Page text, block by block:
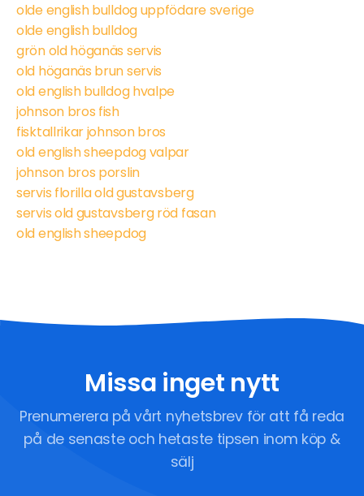
olde english bulldog uppfödare sverige
olde english bulldog
grön old höganäs servis
old höganäs brun servis
old english bulldog hvalpe
johnson bros fish
fisktallrikar johnson bros
old english sheepdog valpar
johnson bros porslin
servis florilla old gustavsberg
servis old gustavsberg röd fasan
old english sheepdog
Missa inget nytt
Prenumerera på vårt nyhetsbrev för att få reda
på de senaste och hetaste tipsen inom köp &
sälj